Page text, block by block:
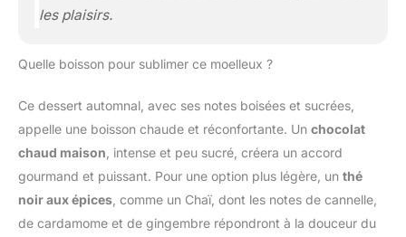
les plaisirs.
Quelle boisson pour sublimer ce moelleux ?
Ce dessert automnal, avec ses notes boisées et sucrées,
appelle une boisson chaude et réconfortante. Un chocolat
chaud maison , intense et peu sucré, créera un accord
gourmand et puissant. Pour une option plus légère, un thé
noir aux épices , comme un Chaï, dont les notes de cannelle,
de cardamome et de gingembre répondront à la douceur du